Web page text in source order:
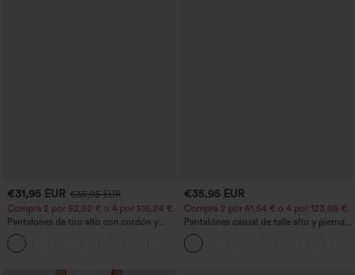
€31,95 EUR €35,95 EUR
Compra 2 por 52,62 € o 4 por 105,24 €.
Pantalones de tiro alto con cordón y
bolsillos, pernera ancha, holgados y de
estilo casual con tacto de lino.
€35,95 EUR
Compra 2 por 61,54 € o 4 por 123,08 €.
Pantalones casual de talle alto y pierna
recta con tacto de lino y bolsillos